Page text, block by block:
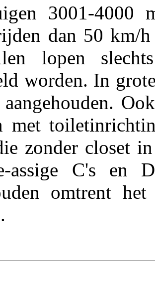
3001-4000
dan 50 km/
lopen
worden. In
aangehouden.
met
zonder closet
assige C's en
omtrent